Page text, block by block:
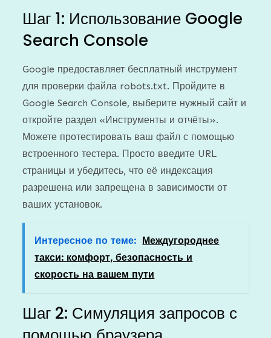
Шаг 1: Использование Google
Search Console
Google предоставляет бесплатный инструмент
для проверки файла robots.txt. Пройдите в
Google Search Console, выберите нужный сайт и
откройте раздел «Инструменты и отчёты».
Можете протестировать ваш файл с помощью
встроенного тестера. Просто введите URL
страницы и убедитесь, что её индексация
разрешена или запрещена в зависимости от
ваших установок.
Интересное по теме: Междугороднее
такси: комфорт, безопасность и
скорость на вашем пути
Шаг 2: Симуляция запросов с